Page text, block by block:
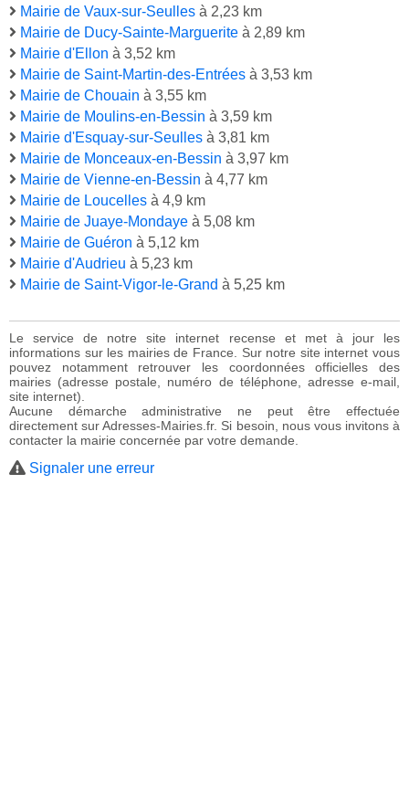
Mairie de Vaux-sur-Seulles à 2,23 km
Mairie de Ducy-Sainte-Marguerite à 2,89 km
Mairie d'Ellon à 3,52 km
Mairie de Saint-Martin-des-Entrées à 3,53 km
Mairie de Chouain à 3,55 km
Mairie de Moulins-en-Bessin à 3,59 km
Mairie d'Esquay-sur-Seulles à 3,81 km
Mairie de Monceaux-en-Bessin à 3,97 km
Mairie de Vienne-en-Bessin à 4,77 km
Mairie de Loucelles à 4,9 km
Mairie de Juaye-Mondaye à 5,08 km
Mairie de Guéron à 5,12 km
Mairie d'Audrieu à 5,23 km
Mairie de Saint-Vigor-le-Grand à 5,25 km
Le service de notre site internet recense et met à jour les
informations sur les mairies de France. Sur notre site internet vous
pouvez notamment retrouver les coordonnées officielles des
mairies (adresse postale, numéro de téléphone, adresse e-mail,
site internet).
Aucune démarche administrative ne peut être effectuée
directement sur Adresses-Mairies.fr. Si besoin, nous vous invitons à
contacter la mairie concernée par votre demande.
Signaler une erreur